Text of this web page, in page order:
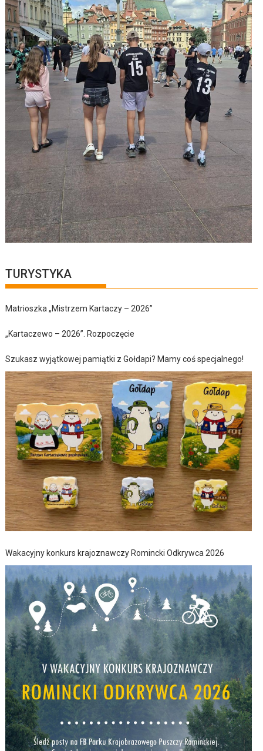
TURYSTYKA
Matrioszka „Mistrzem Kartaczy – 2026”
„Kartaczewo – 2026”. Rozpoczęcie
Szukasz wyjątkowej pamiątki z Gołdapi? Mamy coś specjalnego!
Wakacyjny konkurs krajoznawczy Romincki Odkrywca 2026